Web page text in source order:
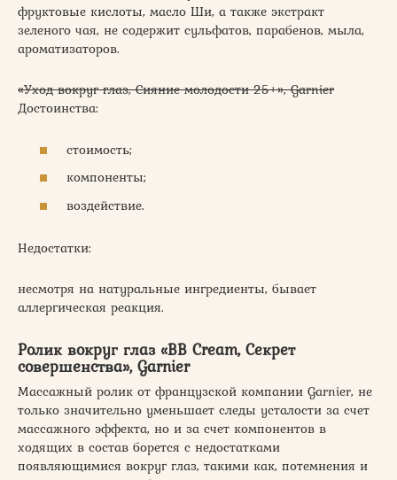
фруктовые кислоты, масло Ши, а также экстракт
зеленого чая, не содержит сульфатов, парабенов, мыла,
ароматизаторов.
«Уход вокруг глаз, Сияние молодости 25+», Garnier
Достоинства:
стоимость;
компоненты;
воздействие.
Недостатки:
несмотря на натуральные ингредиенты, бывает
аллергическая реакция.
Ролик вокруг глаз «BB Cream, Секрет
совершенства», Garnier
Массажный ролик от французской компании Garnier, не
только значительно уменьшает следы усталости за счет
массажного эффекта, но и за счет компонентов в
ходящих в состав борется с недостатками
появляющимися вокруг глаз, такими как, потемнения и